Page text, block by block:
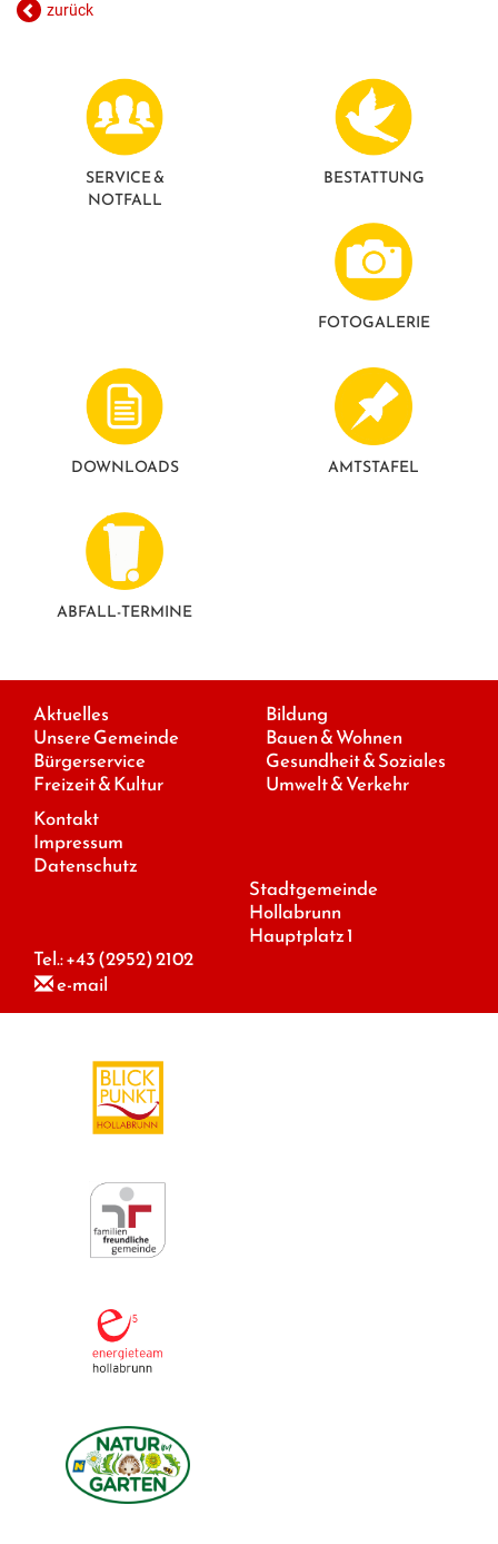
zurück
SERVICE &
NOTFALL
BESTATTUNG
FOTO­GALERIE
DOWNLOADS AMTSTAFEL
ABFALL-TERMINE
Aktuelles
Unsere Gemeinde
Bürgerservice
Freizeit & Kultur
Bildung
Bauen & Wohnen
Gesundheit & Soziales
Umwelt & Verkehr
Kontakt
Impressum
Datenschutz
Stadtgemeinde
Hollabrunn
Hauptplatz 1
Tel.:+43 (2952) 2102
e-mail